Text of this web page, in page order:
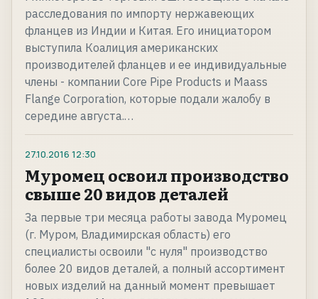
расследования по импорту нержавеющих
фланцев из Индии и Китая. Его инициатором
выступила Коалиция американских
производителей фланцев и ее индивидуальные
члены - компании Core Pipe Products и Maass
Flange Corporation, которые подали жалобу в
середине августа.…
27.10.2016 12:30
Муромец освоил производство
свыше 20 видов деталей
За первые три месяца работы завода Муромец
(г. Муром, Владимирская область) его
специалисты освоили "с нуля" производство
более 20 видов деталей, а полный ассортимент
новых изделий на данный момент превышает